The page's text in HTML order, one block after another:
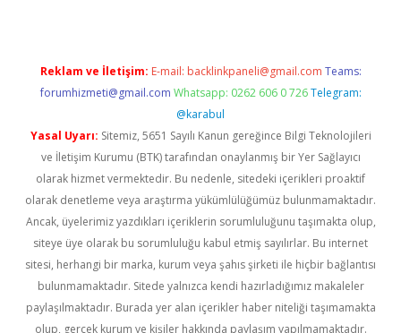
Reklam ve İletişim: E-mail: backlinkpaneli@gmail.com Teams:
forumhizmeti@gmail.com Whatsapp: 0262 606 0 726 Telegram:
@karabul
Yasal Uyarı: Sitemiz, 5651 Sayılı Kanun gereğince Bilgi Teknolojileri
ve İletişim Kurumu (BTK) tarafından onaylanmış bir Yer Sağlayıcı
olarak hizmet vermektedir. Bu nedenle, sitedeki içerikleri proaktif
olarak denetleme veya araştırma yükümlülüğümüz bulunmamaktadır.
Ancak, üyelerimiz yazdıkları içeriklerin sorumluluğunu taşımakta olup,
siteye üye olarak bu sorumluluğu kabul etmiş sayılırlar. Bu internet
sitesi, herhangi bir marka, kurum veya şahıs şirketi ile hiçbir bağlantısı
bulunmamaktadır. Sitede yalnızca kendi hazırladığımız makaleler
paylaşılmaktadır. Burada yer alan içerikler haber niteliği taşımamakta
olup, gerçek kurum ve kişiler hakkında paylaşım yapılmamaktadır.